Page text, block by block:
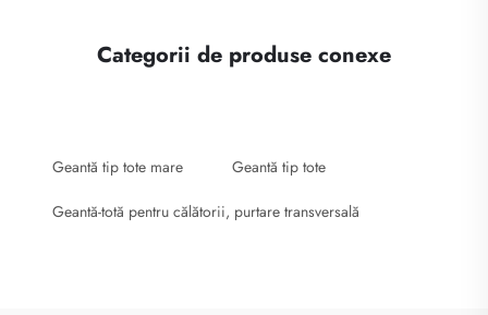
Categorii de produse conexe
Geantă tip tote mare Geantă tip tote
Geantă-totă pentru călătorii, purtare transversală